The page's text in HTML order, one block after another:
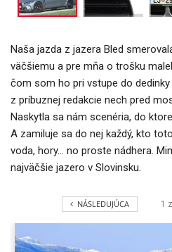
Naša jazda z jazera Bled
väčšiemu a pre mňa o trošku
čom som ho pri vstupe do
z príbuznej redakcie nech pred
Naskytla sa nám scenéria, do
A zamiluje sa do nej každý, kto
voda, hory… no proste nádhera.
najväčšie jazero v Slovinsku.
NÁSLEDUJÚCA 1 z